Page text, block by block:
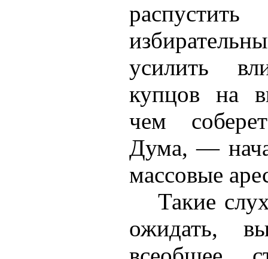
усилить
купцов на
чем
Дума, —
массовые
Такие
ожидать,